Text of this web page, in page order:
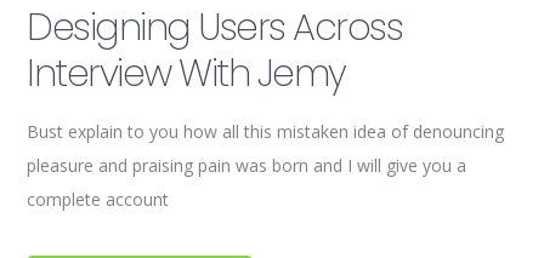
Designing Users Across
Interview With Jemy
Bust explain to you how all this mistaken idea of denouncing
pleasure and praising pain was born and I will give you a
complete account